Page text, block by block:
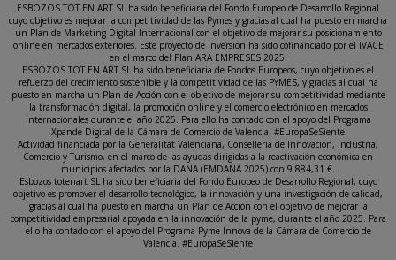
ESBOZOS TOT EN ART SL ha sido beneficiaria del Fondo Europeo de Desarrollo Regional
cuyo objetivo es mejorar la competitividad de las Pymes y gracias al cual ha puesto en marcha
un Plan de Marketing Digital Internacional con el objetivo de mejorar su posicionamiento
online en mercados exteriores. Este proyecto de inversión ha sido cofinanciado por el IVACE
en el marco del Plan ARA EMPRESES 2025.
ESBOZOS TOT EN ART SL ha sido beneficiaria de Fondos Europeos, cuyo objetivo es el
refuerzo del crecimiento sostenible y la competitividad de las PYMES, y gracias al cual ha
puesto en marcha un Plan de Acción con el objetivo de mejorar su competitividad mediante
la transformación digital, la promoción online y el comercio electrónico en mercados
internacionales durante el año 2025. Para ello ha contado con el apoyo del Programa
Xpande Digital de la Cámara de Comercio de Valencia. #EuropaSeSiente
Actividad financiada por la Generalitat Valenciana, Conselleria de Innovación, Industria,
Comercio y Turismo, en el marco de las ayudas dirigidas a la reactivación económica en
municipios afectados por la DANA (EMDANA 2025) con 9.884,31 €.
Esbozos totenart SL ha sido beneficiaria del Fondo Europeo de Desarrollo Regional, cuyo
objetivo es promover el desarrollo tecnológico, la innovación y una investigación de calidad,
gracias al cual ha puesto en marcha un Plan de Acción con el objetivo de mejorar la
competitividad empresarial apoyada en la innovación de la pyme, durante el año 2025. Para
ello ha contado con el apoyo del Programa Pyme Innova de la Cámara de Comercio de
Valencia. #EuropaSeSiente